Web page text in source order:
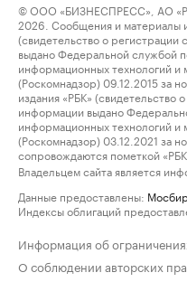
© ООО «БИЗНЕСПРЕСС», АО
2026. Сообщения и материалы
(свидетельство о
выдано Федеральной службой
информационных технологий и
(Роскомнадзор) 09.12.2015 за
издания «РБК» (свидетельство
информации выдано
информационных технологий и
(Роскомнадзор) 03.12.2021 за
сопровождаются пометкой
Владельцем сайта является
Данные предоставлены:
Индексы облигаций
Информация об
О соблюдении авторских